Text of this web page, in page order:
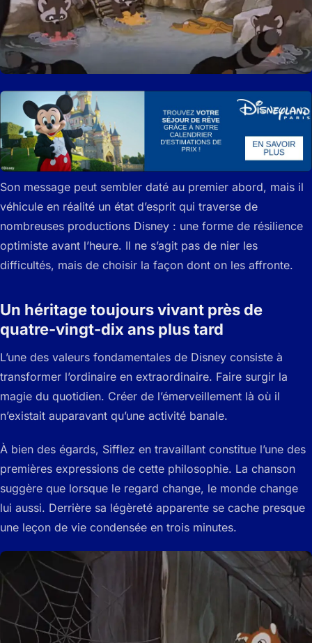
Son message peut sembler daté au premier abord, mais il
véhicule en réalité un état d’esprit qui traverse de
nombreuses productions Disney : une forme de résilience
optimiste avant l’heure. Il ne s’agit pas de nier les
difficultés, mais de choisir la façon dont on les affronte.
Un héritage toujours vivant près de
quatre-vingt-dix ans plus tard
L’une des valeurs fondamentales de Disney consiste à
transformer l’ordinaire en extraordinaire. Faire surgir la
magie du quotidien. Créer de l’émerveillement là où il
n’existait auparavant qu’une activité banale.
À bien des égards, Sifflez en travaillant constitue l’une des
premières expressions de cette philosophie. La chanson
suggère que lorsque le regard change, le monde change
lui aussi. Derrière sa légèreté apparente se cache presque
une leçon de vie condensée en trois minutes.